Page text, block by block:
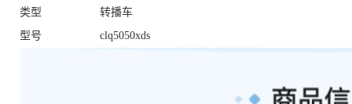
类型
转播车
型号
clq5050xds